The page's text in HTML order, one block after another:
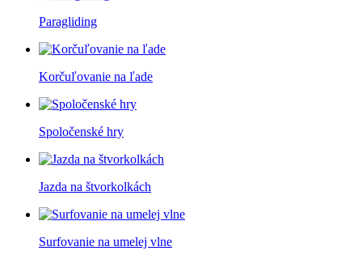
Paragliding
Korčuľovanie na ľade
Spoločenské hry
Jazda na štvorkolkách
Surfovanie na umelej vlne